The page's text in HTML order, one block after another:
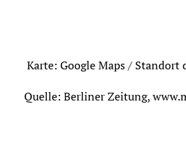
Karte: Google Maps / Standort
Quelle: Berliner Zeitung,